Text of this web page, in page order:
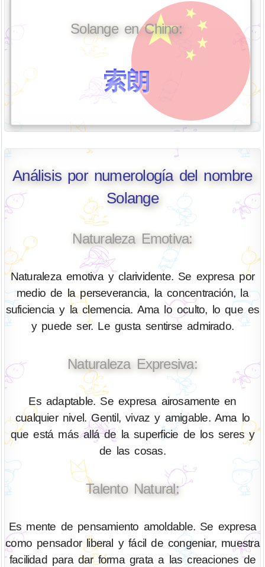
Solange en Chino:
索朗
Análisis por numerología del nombre
Solange
Naturaleza Emotiva:
Naturaleza emotiva y clarividente. Se expresa por
medio de la perseverancia, la concentración, la
suficiencia y la clemencia. Ama lo oculto, lo que es
y puede ser. Le gusta sentirse admirado.
Naturaleza Expresiva:
Es adaptable. Se expresa airosamente en
cualquier nivel. Gentil, vivaz y amigable. Ama lo
que está más allá de la superficie de los seres y
de las cosas.
Talento Natural:
Es mente de pensamiento amoldable. Se expresa
como pensador liberal y fácil de congeniar, muestra
facilidad para dar forma grata a las creaciones de